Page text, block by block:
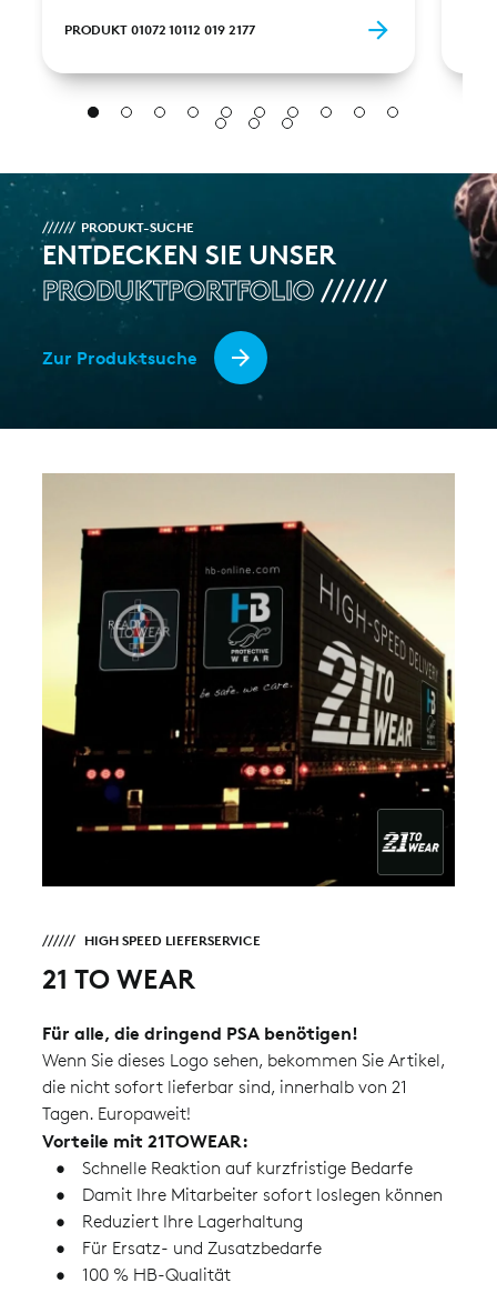
PRODUKT 01072 10112 019 2177
PRODUKT-SUCHE
ENTDECKEN SIE UNSER
PRODUKTPORTFOLIO
Zur Produktsuche
HIGH SPEED LIEFERSERVICE
21 TO WEAR
Für alle, die dringend PSA benötigen!
Wenn Sie dieses Logo sehen, bekommen Sie Artikel,
die nicht sofort lieferbar sind, innerhalb von 21
Tagen. Europaweit!
Vorteile mit 21TOWEAR:
Schnelle Reaktion auf kurzfristige Bedarfe
Damit Ihre Mitarbeiter sofort loslegen können
Reduziert Ihre Lagerhaltung
Für Ersatz- und Zusatzbedarfe
100 % HB-Qualität